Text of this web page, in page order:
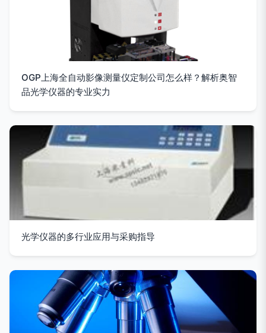
OGP上海全自动影像测量仪定制公司怎么样？解析奥智
品光学仪器的专业实力
光学仪器的多行业应用与采购指导